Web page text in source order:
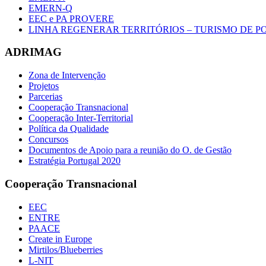
EMERN-Q
EEC e PA PROVERE
LINHA REGENERAR TERRITÓRIOS – TURISMO DE
ADRIMAG
Zona de Intervenção
Projetos
Parcerias
Cooperação Transnacional
Cooperação Inter-Territorial
Política da Qualidade
Concursos
Documentos de Apoio para a reunião do O. de Gestão
Estratégia Portugal 2020
Cooperação Transnacional
EEC
ENTRE
PAACE
Create in Europe
Mirtilos/Blueberries
L-NIT